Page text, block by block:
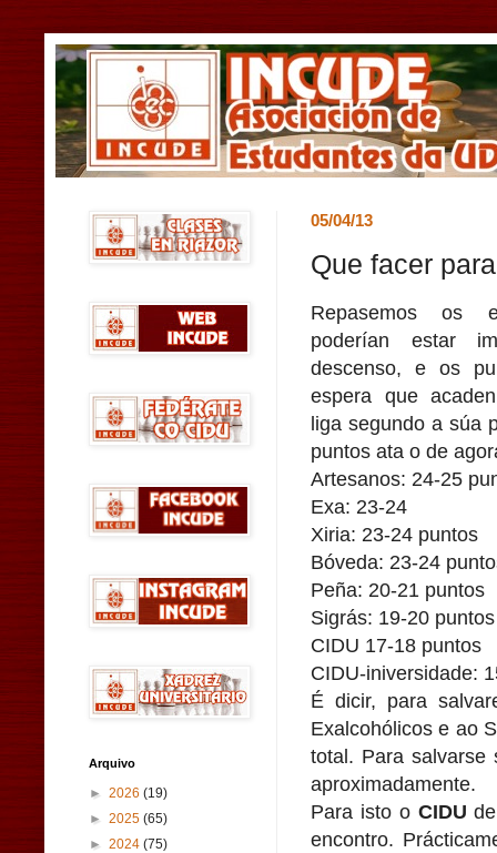
05/04/13
Que facer
Repasemos os
poderían estar
descenso, e os
espera que
liga segundo a súa
puntos ata o de
Artesanos: 24-25
Exa: 23-24
Xiria: 23-24 puntos
Bóveda: 23-24
Peña: 20-21 puntos
Sigrás: 19-20 puntos
CIDU 17-18 puntos
CIDU-iniversidade:
É dicir, para
Exalcohólicos e ao
total. Para salvarse
aproximadamente.
Para isto o CIDU
encontro.
Arquivo
► 2026 (19)
► 2025 (65)
► 2024 (75)